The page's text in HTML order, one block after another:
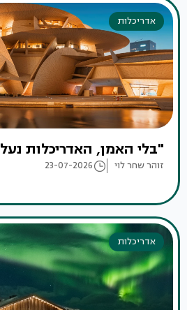
אדריכלות
"בלי האמן, האדריכלות
זוהר שחר לוי 23-07-2026
אדריכלות